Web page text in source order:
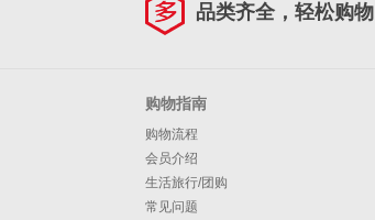
品类齐全，轻松购物
购物指南
购物流程
会员介绍
生活旅行/团购
常见问题